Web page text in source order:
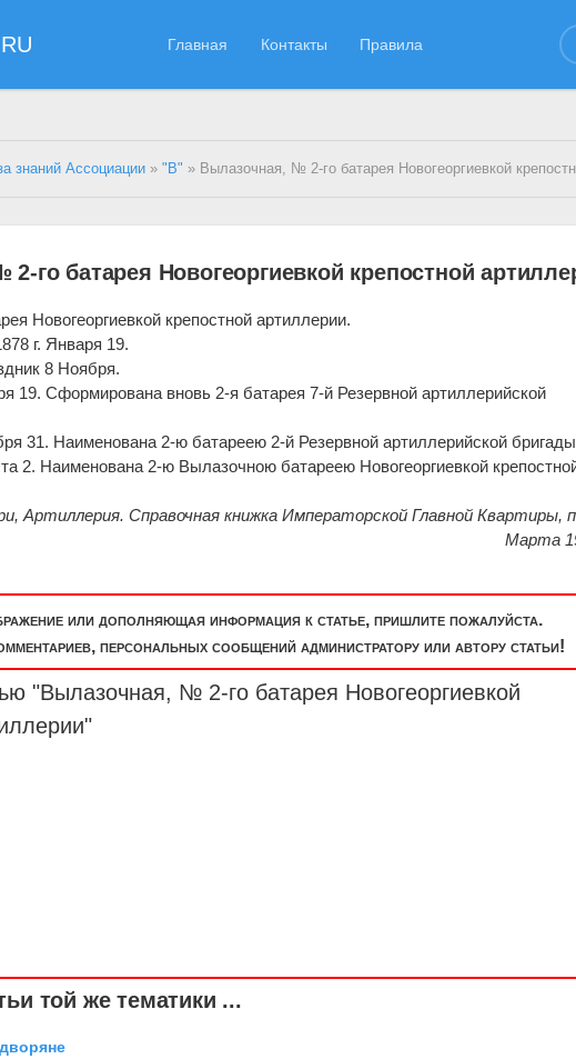
Главная Контакты Правила
знаний Ассоциации »"В" » Вылазочная, № 2-го батарея Новогеоргиевкой крепостной
го батарея Новогеоргиевкой крепостной
Новогеоргиевкой крепостной артиллерии.
г. Января 19.
8 Ноября.
19. Сформирована вновь 2-я батарея 7-й Резервной артиллерийской
31. Наименована 2-ю батареею 2-й Резервной артиллерийской
2. Наименована 2-ю Вылазочною батареею Новогеоргиевкой
Артиллерия. Справочная книжка Императорской Главной Квартиры,
Марта
или дополняющая информация к статье, пришлите пожалуйста.
персональных сообщений администратору или автору статьи!
"Вылазочная, № 2-го батарея Новогеоргиевкой
той же тематики ...